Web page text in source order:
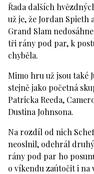
Řada dalších
už je, že Jordan
Grand Slam
tři rány pod par, k
chyběla.
Mimo hru už jsou také
stejně jako početná
Patricka Reeda,
Dustina Johnsona.
Na rozdíl od nich
neoslnil, odehrál
rány pod par ho
o víkendu zaútočit i na